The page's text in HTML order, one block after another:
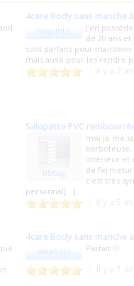
4care Body sans manche
coquinDL
J'en
de 20 ans
sont parfaits pour
mais aussi pour les rendre
Salopette PVC
bbbag
moi je me
intérieur et
de
c'est très
personnal[...]
4care Body sans manche
sakaboto Parfait !!!